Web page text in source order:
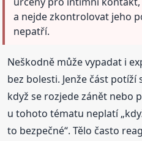
a nejde zkontrolovat jeho
nepatří.
Neškodně může vypadat i
bez bolesti. Jenže část potíží
když se rozjede zánět nebo
u tohoto tématu neplatí
to bezpečné“. Tělo často